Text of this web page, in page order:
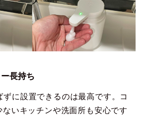
長持ち
ずに設置できるのは最高です。コ
いキッチンや洗面所も安心です